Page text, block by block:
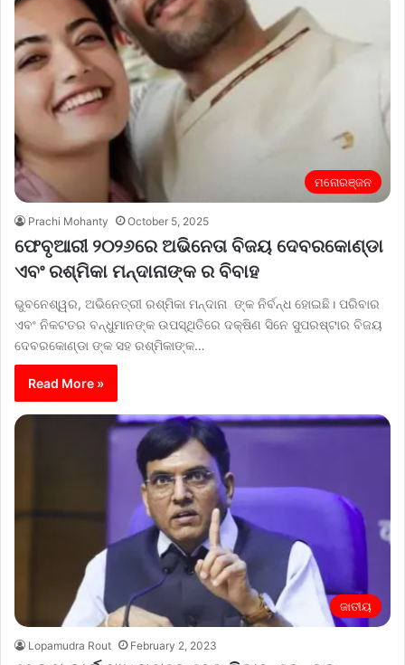
ମନୋରଞ୍ଜନ
Prachi Mohanty October 5, 2025
ଫେବୃଆରୀ ୨୦୨୬ରେ ଅଭିନେତା ବିଜୟ ଦେବରକୋଣ୍ଡା
ଏବଂ ରଶ୍ମିକା ମନ୍ଦାନାଙ୍କ ର ବିବାହ
ଭୁବନେଶ୍ୱର, ଅଭିନେତ୍ରୀ ରଶ୍ମିକା ମନ୍ଦାନା ଙ୍କ ନିର୍ବନ୍ଧ ହୋଇଛି। ପରିବାର
ଏବଂ ନିକଟତର ବନ୍ଧୁମାନଙ୍କ ଉପସ୍ଥିତିରେ ଦକ୍ଷିଣ ସିନେ ସୁପରଷ୍ଟାର ବିଜୟ
ଦେବରକୋଣ୍ଡା ଙ୍କ ସହ ରଶ୍ମିକାଙ୍କ…
Read More »
ଜାତୀୟ
Lopamudra Rout February 2, 2023